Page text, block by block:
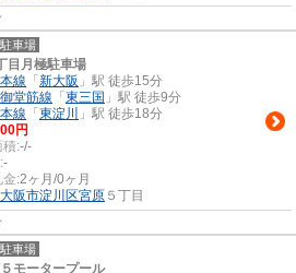
車場
目月極駐車場
線 「 新大阪 」駅 徒歩15分
堂筋線 「 東三国 」駅 徒歩9分
線 「 東淀川
」駅 徒歩18分
円
:-/-
-
金:2ヶ月/0ヶ月
大阪市淀川区宮原 ５丁目
車場
モータープール